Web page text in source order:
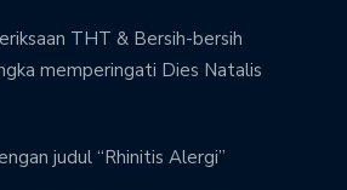
THT & Bersih-bersih
memperingati Dies Natalis
judul “Rhinitis Alergi”